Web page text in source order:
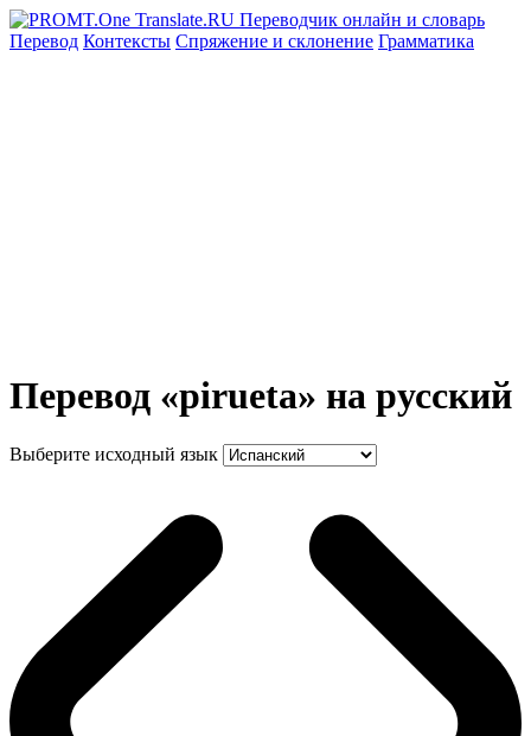
Перевод Контексты Спряжение и склонение Грамматика
Перевод «pirueta» на русский
Выберите исходный язык